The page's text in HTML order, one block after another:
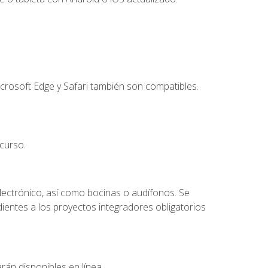
Edge y Safari también son compatibles.
así como bocinas o audífonos. Se
a los proyectos integradores obligatorios